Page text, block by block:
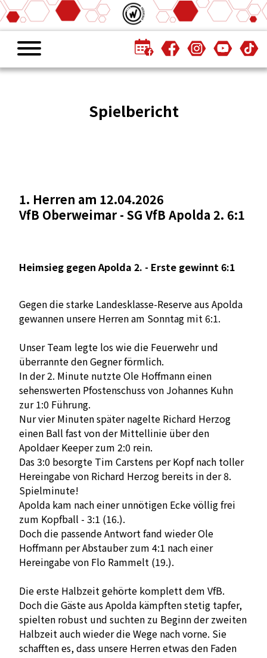
Spielbericht
1. Herren am 12.04.2026
VfB Oberweimar - SG VfB Apolda 2. 6:1
Heimsieg gegen Apolda 2. - Erste gewinnt 6:1
Gegen die starke Landesklasse-Reserve aus Apolda
gewannen unsere Herren am Sonntag mit 6:1.
Unser Team legte los wie die Feuerwehr und
überrannte den Gegner förmlich.
In der 2. Minute nutzte Ole Hoffmann einen
sehenswerten Pfostenschuss von Johannes Kuhn
zur 1:0 Führung.
Nur vier Minuten später nagelte Richard Herzog
einen Ball fast von der Mittellinie über den
Apoldaer Keeper zum 2:0 rein.
Das 3:0 besorgte Tim Carstens per Kopf nach toller
Hereingabe von Richard Herzog bereits in der 8.
Spielminute!
Apolda kam nach einer unnötigen Ecke völlig frei
zum Kopfball - 3:1 (16.).
Doch die passende Antwort fand wieder Ole
Hoffmann per Abstauber zum 4:1 nach einer
Hereingabe von Flo Rammelt (19.).
Die erste Halbzeit gehörte komplett dem VfB.
Doch die Gäste aus Apolda kämpften stetig tapfer,
spielten robust und suchten zu Beginn der zweiten
Halbzeit auch wieder die Wege nach vorne. Sie
schafften es, dass unsere Herren etwas den Faden